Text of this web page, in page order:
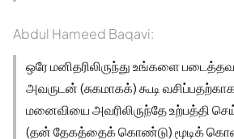
Abdul Hameed Baqavi:
ஒரே மனிதரிலிருந்து உங்களை
அவருடன் (சுகமாகக்) கூடி
மனைவியை அவரிலிருந்தே உற்பத்தி
(தன் தேகத்தைக் கொண்டு) மூடிக்